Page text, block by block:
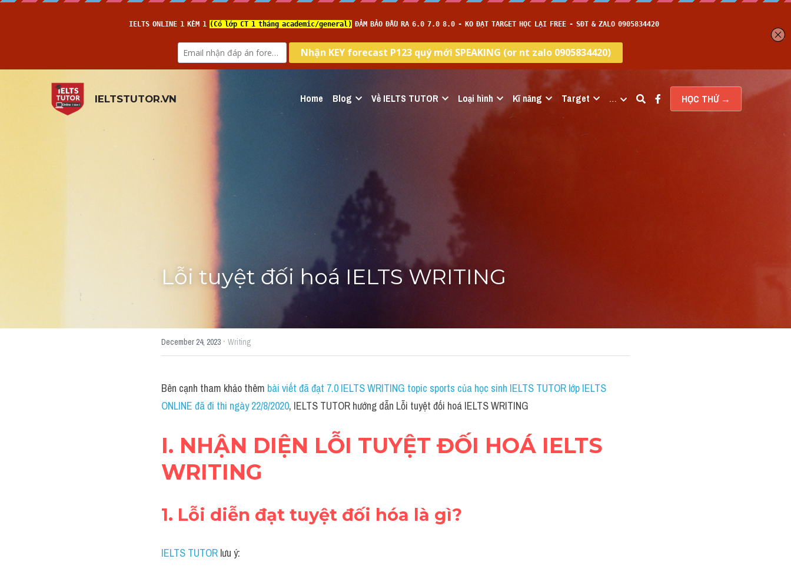
IELTSTUTOR.VN Home Blog Về IELTS TUTOR Loại hình Kĩ năng Target … HỌC THỬ →
Lỗi tuyệt đối hoá IELTS WRITING
December 24, 2023 · Writing
Bên cạnh tham khảo thêm bài viết đã đạt 7.0 IELTS WRITING topic sports của học sinh IELTS TUTOR lớp IELTS
ONLINE đã đi thi ngày 22/8/2020, IELTS TUTOR hướng dẫn Lỗi tuyệt đối hoá IELTS WRITING
I. NHẬN DIỆN LỖI TUYỆT ĐỐI HOÁ IELTS
WRITING
1. Lỗi diễn đạt tuyệt đối hóa là gì?
IELTS TUTOR lưu ý: